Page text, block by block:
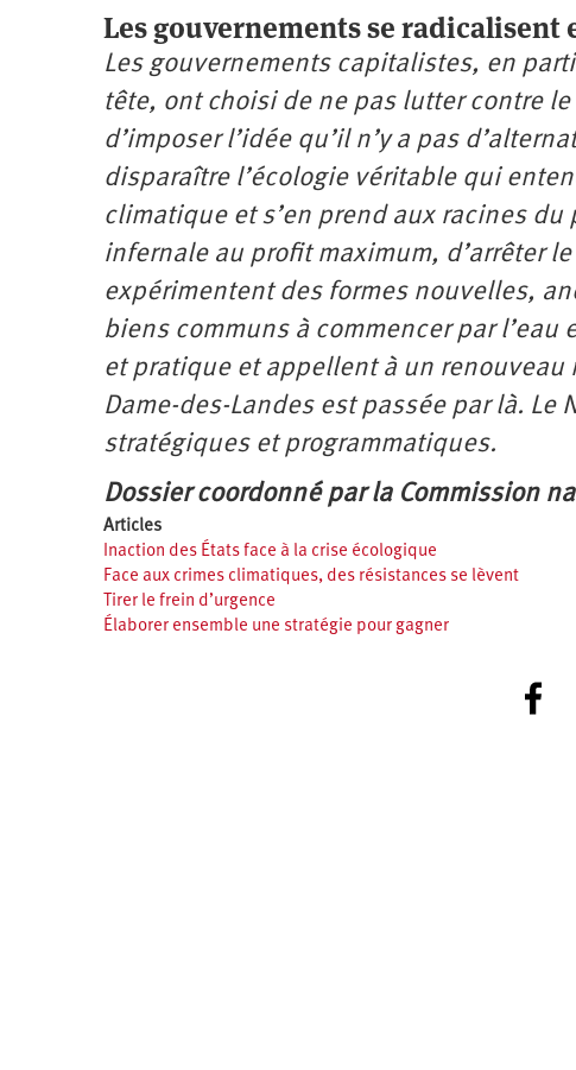
Les gouvernements se
Les gouvernements capitalistes, en
tête, ont choisi de ne pas lutter contre
d’imposer l’idée qu’il n’y a pas
disparaître l’écologie véritable qui
climatique et s’en prend aux racines
infernale au profit maximum, d’arrêter
expérimentent des formes nouvelles,
biens communs à commencer par
et pratique et appellent à un renouveau
Dame-des-Landes est passée par là. Le
stratégiques et programmatiques.
Dossier coordonné par la Commission
Articles
Inaction des États face à la crise écologique
Face aux crimes climatiques, des résistances se lèvent
Tirer le frein d’urgence
Élaborer ensemble une stratégie pour gagner